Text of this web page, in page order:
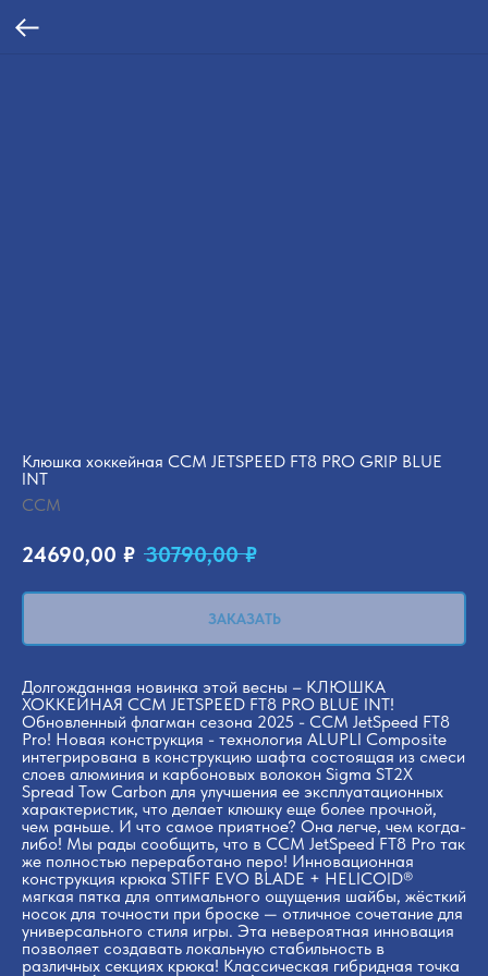
Клюшка хоккейная CCM JETSPEED FT8 PRO GRIP BLUE
INT
CCM
24690,00 ₽ 30790,00 ₽
ЗАКАЗАТЬ
Долгожданная новинка этой весны – КЛЮШКА
ХОККЕЙНАЯ CCM JETSPEED FT8 PRO BLUE INT!
Обновленный флагман сезона 2025 - CCM JetSpeed FT8
Pro! Новая конструкция - технология ALUPLI Composite
интегрирована в конструкцию шафта состоящая из смеси
слоев алюминия и карбоновых волокон Sigmа SТ2Х
Sрrеаd Тоw Саrbоn для улучшения ее эксплуатационных
характеристик, что делает клюшку еще более прочной,
чем раньше. И что самое приятное? Она легче, чем когда-
либо! Мы рады сообщить, что в CCM JetSpeed FT8 Pro так
же полностью переработано перо! Инновационная
конструкция крюка STIFF EVO BLADE + HELICOID®
мягкая пятка для оптимального ощущения шайбы, жёсткий
носок для точности при броске — отличное сочетание для
универсального стиля игры. Эта невероятная инновация
позволяет создавать локальную стабильность в
различных секциях крюка! Классическая гибридная точка